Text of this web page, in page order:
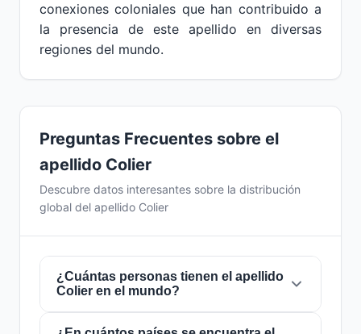
conexiones coloniales que han contribuido a
la presencia de este apellido en diversas
regiones del mundo.
Preguntas Frecuentes sobre el
apellido Colier
Descubre datos interesantes sobre la distribución
global del apellido Colier
¿Cuántas personas tienen el apellido
Colier en el mundo?